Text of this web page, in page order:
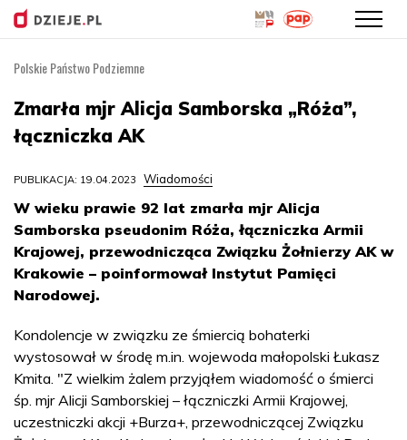
treści
Polskie Państwo Podziemne
Zmarła mjr Alicja Samborska „Róża”,
łączniczka AK
PUBLIKACJA: 19.04.2023 Wiadomości
W wieku prawie 92 lat zmarła mjr Alicja
Samborska pseudonim Róża, łączniczka Armii
Krajowej, przewodnicząca Związku Żołnierzy AK w
Krakowie – poinformował Instytut Pamięci
Narodowej.
Kondolencje w związku ze śmiercią bohaterki
wystosował w środę m.in. wojewoda małopolski Łukasz
Kmita. "Z wielkim żalem przyjąłem wiadomość o śmierci
śp. mjr Alicji Samborskiej – łączniczki Armii Krajowej,
uczestniczki akcji +Burza+, przewodniczącej Związku